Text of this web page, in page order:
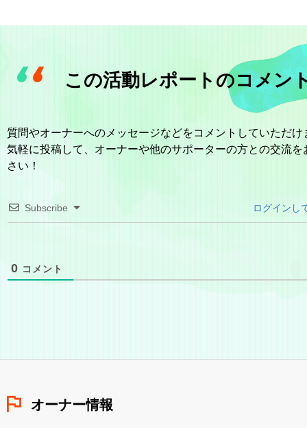
この活動レポートのコメン
質問やオーナーへのメッセージなどをコメントしていただけ
気軽に投稿して、オーナーや他のサポーターの方との交流を
さい！
Subscribe ログインし
0 コメント
オーナー情報